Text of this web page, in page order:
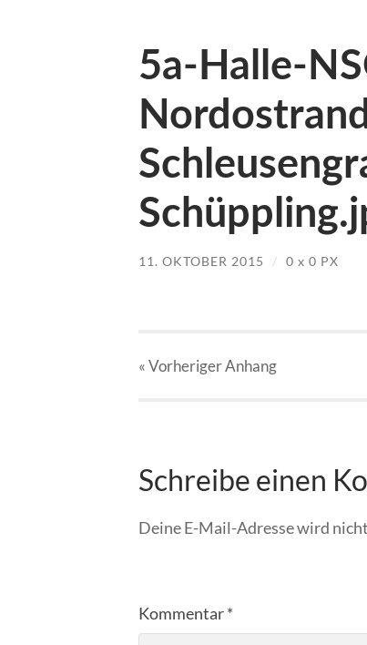
5a-Halle-
11. OKTOBER 2015 / 0 x 0 PX
« VorherigerAnhang
Schreibe einen
Deine E-Mail-Adresse wird
Kommentar*